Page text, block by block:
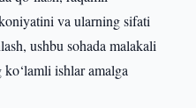
va ularning sifati
ushbu sohada malakali
ishlar amalga